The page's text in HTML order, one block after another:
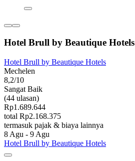
Hotel Brull by Beautique Hotels
Hotel Brull by Beautique Hotels
Mechelen
8,2/10
Sangat Baik
(44 ulasan)
Rp1.689.644
total Rp2.168.375
termasuk pajak & biaya lainnya
8 Agu - 9 Agu
Hotel Brull by Beautique Hotels